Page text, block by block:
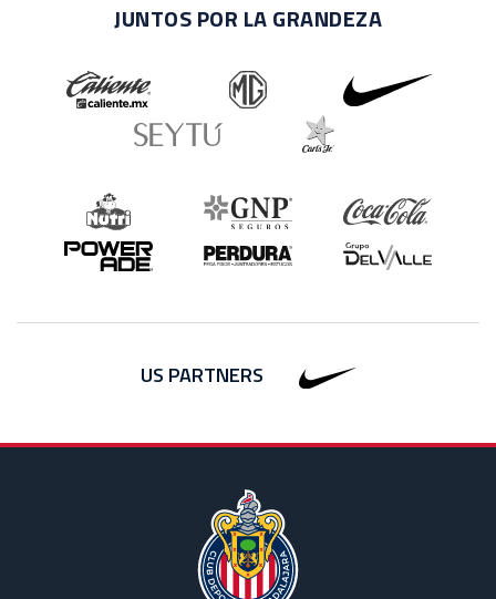
JUNTOS POR LA GRANDEZA
US PARTNERS